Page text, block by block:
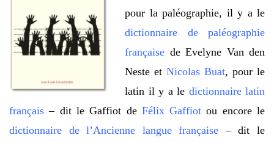
pour la paléographie, il y a le
dictionnaire de paléographie
française de Evelyne Van den
Neste et Nicolas Buat, pour le
latin il y a le dictionnaire latin
français – dit le Gaffiot de Félix Gaffiot ou encore le
dictionnaire de l’Ancienne langue française – dit le